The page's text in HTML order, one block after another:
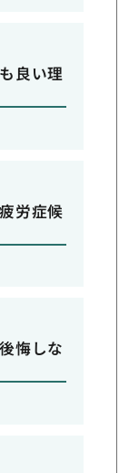
良い理
労症候
悔しな